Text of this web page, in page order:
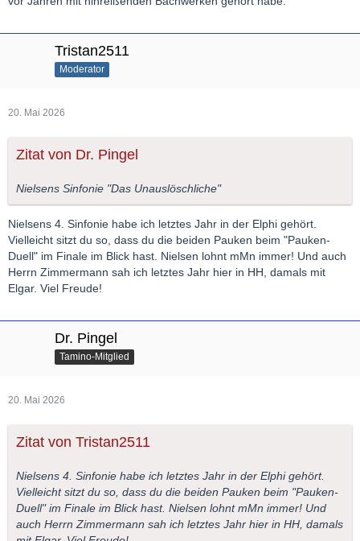
Tristan2511
Moderator
20. Mai 2026
Zitat von Dr. Pingel
Nielsens Sinfonie "Das Unauslöschliche"
Nielsens 4. Sinfonie habe ich letztes Jahr in der Elphi gehört.
Vielleicht sitzt du so, dass du die beiden Pauken beim "Pauken-
Duell" im Finale im Blick hast. Nielsen lohnt mMn immer! Und auch
Herrn Zimmermann sah ich letztes Jahr hier in HH, damals mit
Elgar. Viel Freude!
Dr. Pingel
Tamino-Mitglied
20. Mai 2026
Zitat von Tristan2511
Nielsens 4. Sinfonie habe ich letztes Jahr in der Elphi gehört.
Vielleicht sitzt du so, dass du die beiden Pauken beim "Pauken-
Duell" im Finale im Blick hast. Nielsen lohnt mMn immer! Und
auch Herrn Zimmermann sah ich letztes Jahr hier in HH, damals